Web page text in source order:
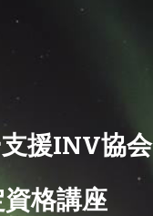
援INV協会
格講座